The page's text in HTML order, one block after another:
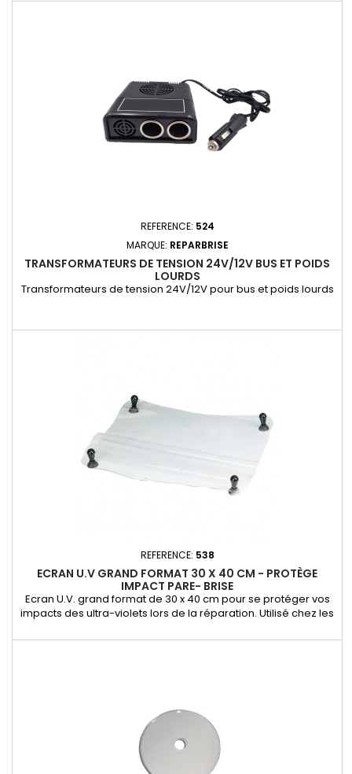
REFERENCE: 524
MARQUE: REPARBRISE
TRANSFORMATEURS DE TENSION 24V/12V BUS ET POIDS
LOURDS
Transformateurs de tension 24V/12V pour bus et poids lourds
REFERENCE: 538
ECRAN U.V GRAND FORMAT 30 X 40 CM - PROTÈGE
IMPACT PARE- BRISE
Ecran U.V. grand format de 30 x 40 cm pour se protéger vos
impacts des ultra-violets lors de la réparation. Utilisé chez les